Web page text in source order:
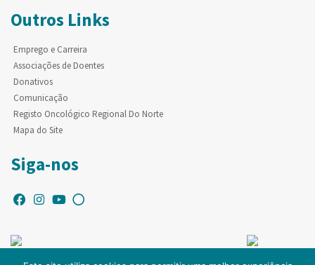
Outros Links
Emprego e Carreira
Associações de Doentes
Donativos
Comunicação
Registo Oncológico Regional Do Norte
Mapa do Site
Siga-nos